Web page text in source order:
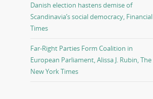
Danish election hastens demise of
Scandinavia’s social democracy, Financial
Times
Far-Right Parties Form Coalition in
European Parliament, Alissa J. Rubin, The
New York Times